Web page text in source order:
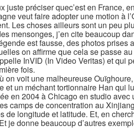
juste préciser quec’est en France,
veut faire adopter une motion à
Les choses ailleurs sont un peu
mensonges, j’en cite beaucoup
est fausse, des photos prises
on affirme que cela se passe
InVID (In Video Veritas) et qui
fois.
on voit une malheureuse
et un méchant tortionnaire Han qui
en 2004 à Chicago en studio
camps de concentration au
de longitude et latitude. Et, en
je donne beaucoup d’autres